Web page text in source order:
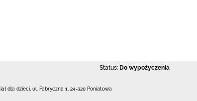
Status: Do wypożyczenia
dla dzieci, ul. Fabryczna 1 24-320 Poniatowa